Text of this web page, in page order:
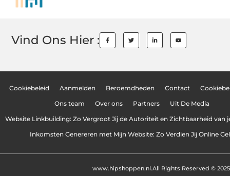
Vind Ons Hier :
Cookiebeleid Aanmelden Beroemdheden Contact
Ons team Over ons Partners Uit De Media
Website Linkbuilding: Zo Vergroot Jij de Autoriteit en Zichtbaarheid van
Inkomsten Genereren met Mijn Website: Zo Verdien Jij Online
All Rights Reserved © 2025
www.hipshoppen.nl.